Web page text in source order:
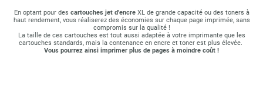
En optant pour des cartouches jet d'encreXL de grande capacité ou des toners à
haut rendement, vous réaliserez des économies sur chaque page imprimée, sans
compromis sur la qualité !
La taille de ces cartouches est tout aussi adaptée à votre imprimante que les
cartouches standards, mais la contenance en encre et toner est plus élevée.
Vous pourrez ainsi imprimer plus de pages à moindre coût !